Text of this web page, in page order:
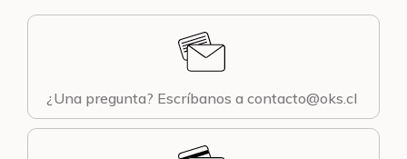
¿Una pregunta? Escríbanos a contacto@oks.cl